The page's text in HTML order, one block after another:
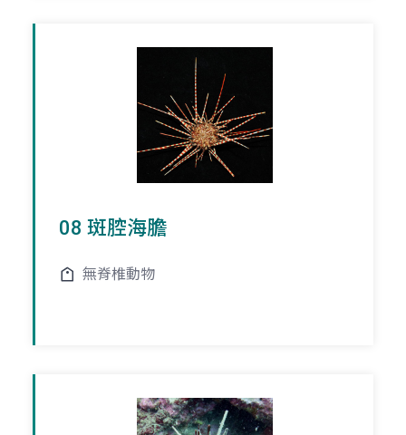
08 斑腔海膽
無脊椎動物